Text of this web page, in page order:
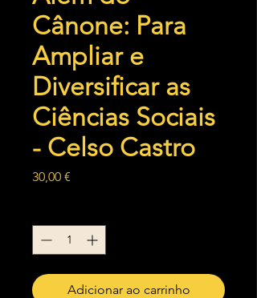
Cânone: Para
Ampliar e
Diversificar as
Ciências Sociais
- Celso Castro
30,00 €
Adicionar ao carrinho